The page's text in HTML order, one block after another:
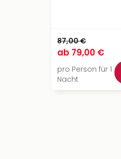
87,00 €
ab 79,00 €
pro Person für 1
Nacht